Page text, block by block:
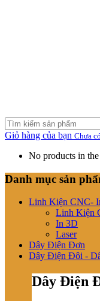
Giỏ hàng của bạn Chưa
No products in the
Danh mục sản
Linh Kiện CNC-
Linh Kiện
In 3D
Laser
Dây Điện Đơn
Dây Điện Đôi -
Dây Điện